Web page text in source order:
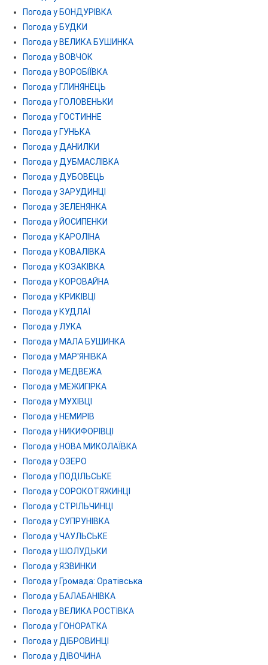
Погода у БОНДУРІВКА
Погода у БУДКИ
Погода у ВЕЛИКА БУШИНКА
Погода у ВОВЧОК
Погода у ВОРОБІЇВКА
Погода у ГЛИНЯНЕЦЬ
Погода у ГОЛОВЕНЬКИ
Погода у ГОСТИННЕ
Погода у ГУНЬКА
Погода у ДАНИЛКИ
Погода у ДУБМАСЛІВКА
Погода у ДУБОВЕЦЬ
Погода у ЗАРУДИНЦІ
Погода у ЗЕЛЕНЯНКА
Погода у ЙОСИПЕНКИ
Погода у КАРОЛІНА
Погода у КОВАЛІВКА
Погода у КОЗАКІВКА
Погода у КОРОВАЙНА
Погода у КРИКІВЦІ
Погода у КУДЛАЇ
Погода у ЛУКА
Погода у МАЛА БУШИНКА
Погода у МАР'ЯНІВКА
Погода у МЕДВЕЖА
Погода у МЕЖИГІРКА
Погода у МУХІВЦІ
Погода у НЕМИРІВ
Погода у НИКИФОРІВЦІ
Погода у НОВА МИКОЛАЇВКА
Погода у ОЗЕРО
Погода у ПОДІЛЬСЬКЕ
Погода у СОРОКОТЯЖИНЦІ
Погода у СТРІЛЬЧИНЦІ
Погода у СУПРУНІВКА
Погода у ЧАУЛЬСЬКЕ
Погода у ШОЛУДЬКИ
Погода у ЯЗВИНКИ
Погода у Громада: Оратівська
Погода у БАЛАБАНІВКА
Погода у ВЕЛИКА РОСТІВКА
Погода у ГОНОРАТКА
Погода у ДІБРОВИНЦІ
Погода у ДІВОЧИНА